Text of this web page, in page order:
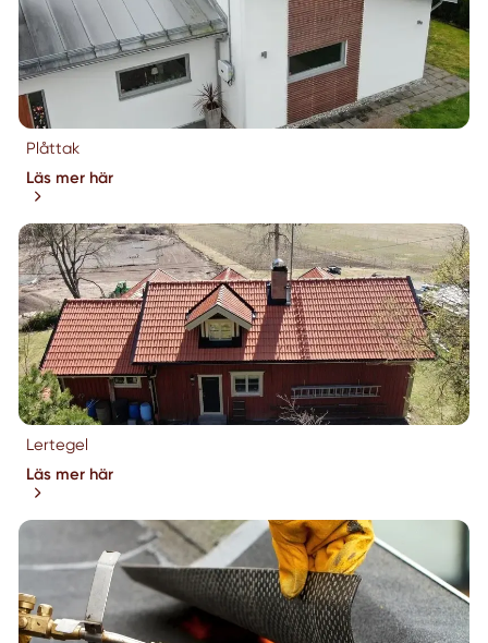
Plåttak
Läs mer här
Lertegel
Läs mer här